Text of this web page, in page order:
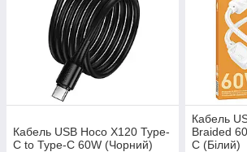
Кабель USB Hoco X120 Type-
C to Type-C 60W (Чорний)
Кабель
Braided
C (Білий)